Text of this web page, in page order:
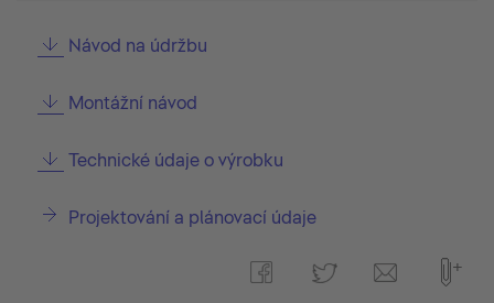
Návod na údržbu
Montážní návod
Technické údaje o výrobku
Projektování a plánovací údaje